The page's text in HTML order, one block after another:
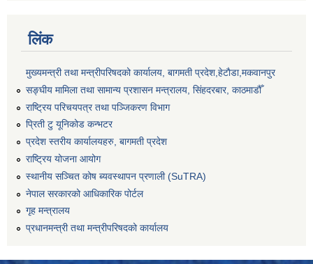
लिंक
मुख्यमन्त्री तथा मन्त्रीपरिषदको कार्यालय, बागमती प्रदेश,हेटाैडा,मकवानपुर
सङ्‍घीय मामिला तथा सामान्य प्रशासन मन्त्रालय, सिंहदरबार, काठमाडौँ
राष्ट्रिय परिचयपत्र तथा पञ्जिकरण विभाग
प्रिती टु यूनिकोड कन्भटर
प्रदेश स्तरीय कार्यालयहरु, बागमती प्रदेश
राष्ट्रिय योजना आयोग
स्थानीय सञ्चित कोष ब्यवस्थापन प्रणाली (SuTRA)
नेपाल सरकारको आधिकारिक पोर्टल
गृह मन्त्रालय
प्रधानमन्त्री तथा मन्त्रीपरिषदको कार्यालय